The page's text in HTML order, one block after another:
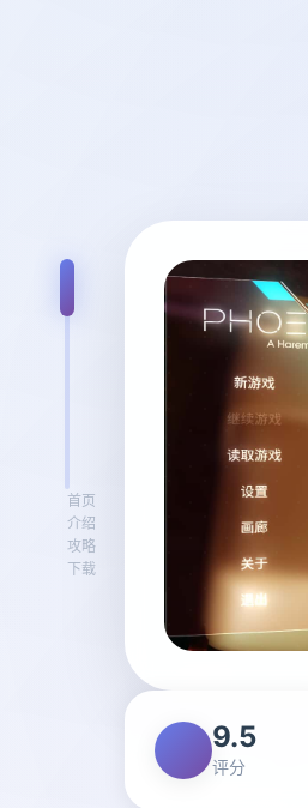
首页
介绍
攻略
下载
9.5
评分